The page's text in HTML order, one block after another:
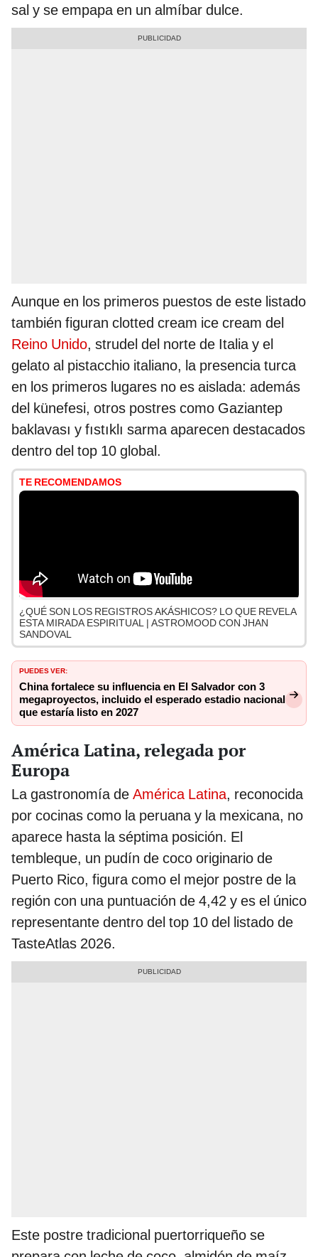
sal y se empapa en un almíbar dulce.
Aunque en los primeros puestos de este listado
también figuran clotted cream ice cream del
Reino Unido, strudel del norte de Italia y el
gelato al pistacchio italiano, la presencia turca
en los primeros lugares no es aislada: además
del künefesi, otros postres como Gaziantep
baklavası y fıstıklı sarma aparecen destacados
dentro del top 10 global.
TE RECOMENDAMOS
¿QUÉ SON LOS REGISTROS AKÁSHICOS? LO QUE REVELA
ESTA MIRADA ESPIRITUAL | ASTROMOOD CON JHAN
SANDOVAL
PUEDES VER:
China fortalece su influencia en El Salvador con 3
megaproyectos, incluido el esperado estadio nacional
que estaría listo en 2027
América Latina, relegada por
Europa
La gastronomía de América Latina, reconocida
por cocinas como la peruana y la mexicana, no
aparece hasta la séptima posición. El
tembleque, un pudín de coco originario de
Puerto Rico, figura como el mejor postre de la
región con una puntuación de 4,42 y es el único
representante dentro del top 10 del listado de
TasteAtlas 2026.
Este postre tradicional puertorriqueño se